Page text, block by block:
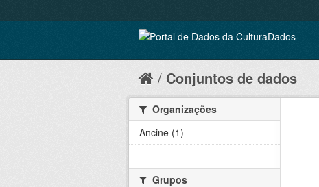
Conjuntos de dados
Organizações
Ancine (1)
Grupos